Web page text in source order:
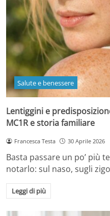
Salute e benessere
Lentiggini e
MC1R e storia familiare
Francesca Testa 30 Aprile 2026
Basta passare un po’ più
notarlo: sul naso, sugli
Leggi di più